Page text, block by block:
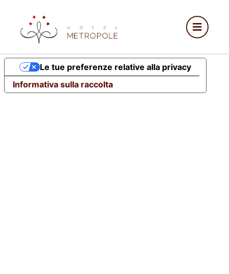
Informativa sulla raccolta
Le tue preferenze relative alla privacy